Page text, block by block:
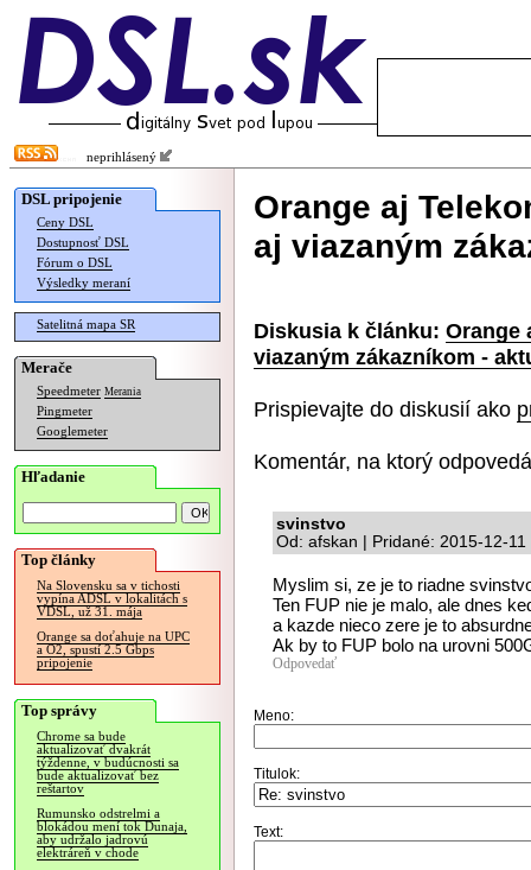
neprihlásený
DSL pripojenie
Ceny DSL
Dostupnosť DSL
Fórum o DSL
Výsledky meraní
Satelitná mapa SR
Merače
Speedmeter Merania
Pingmeter
Googlemeter
Hľadanie
Top články
Na Slovensku sa v tichosti
vypína ADSL v lokalitách s
VDSL, už 31. mája
Orange sa doťahuje na UPC
a O2, spustí 2.5 Gbps
pripojenie
Top správy
Chrome sa bude
aktualizovať dvakrát
týždenne, v budúcnosti sa
bude aktualizovať bez
reštartov
Rumunsko odstrelmi a
blokádou mení tok Dunaja,
aby udržalo jadrovú
elektráreň v chode
Orange aj
aj viazaným
Diskusia k článku: Orange
viazaným zákazníkom -
Prispievajte do diskusií ako
Komentár, na ktorý
svinstvo
Od: afskan | Pridané: 2015-12-11
Myslim si, ze je to riadne
Ten FUP nie je malo, ale dnes
a kazde nieco zere je to
Ak by to FUP bolo na urovni
Odpovedať
Meno:
Titulok:
Text: